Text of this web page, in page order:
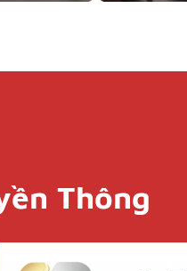
Thông